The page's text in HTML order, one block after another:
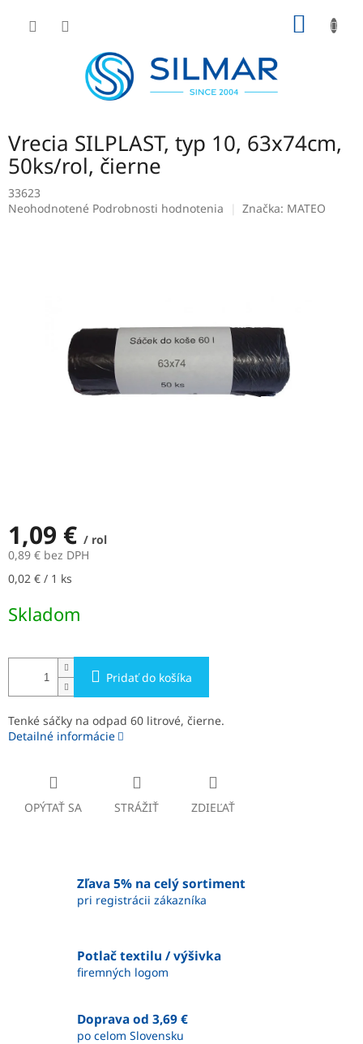
Vrecia SILPLAST, typ 10, 63x74cm,
50ks/rol, čierne
33623
Priemerné
Neohodnotené Podrobnosti hodnotenia Značka: MATEO
1,09 € / rol
0,89 € bez DPH
Jednotková
0,02 € / 1 ks
Skladom
Pridať do košíka
Tenké sáčky na odpad 60 litrové, čierne.
Detailné informácie
OPÝTAŤ SA STRÁŽIŤ ZDIEĽAŤ
Zľava 5% na celý sortiment
pri registrácii zákazníka
Potlač textilu / výšivka
firemných logom
Doprava od 3,69 €
po celom Slovensku